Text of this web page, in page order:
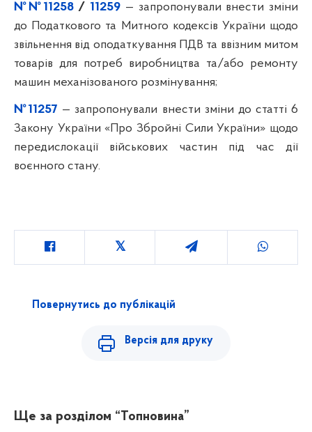
№№11258/ 11259 — запропонували внести зміни
до Податкового та Митного кодексів України щодо
звільнення від оподаткування ПДВ та ввізним митом
товарів для потреб виробництва та/або ремонту
машин механізованого розмінування;
№11257 — запропонували внести зміни до статті 6
Закону України «Про Збройні Сили України» щодо
передислокації військових частин під час дії
воєнного стану.
Повернутись до публікацій
Версія для друку
Ще за розділом “Топновина”